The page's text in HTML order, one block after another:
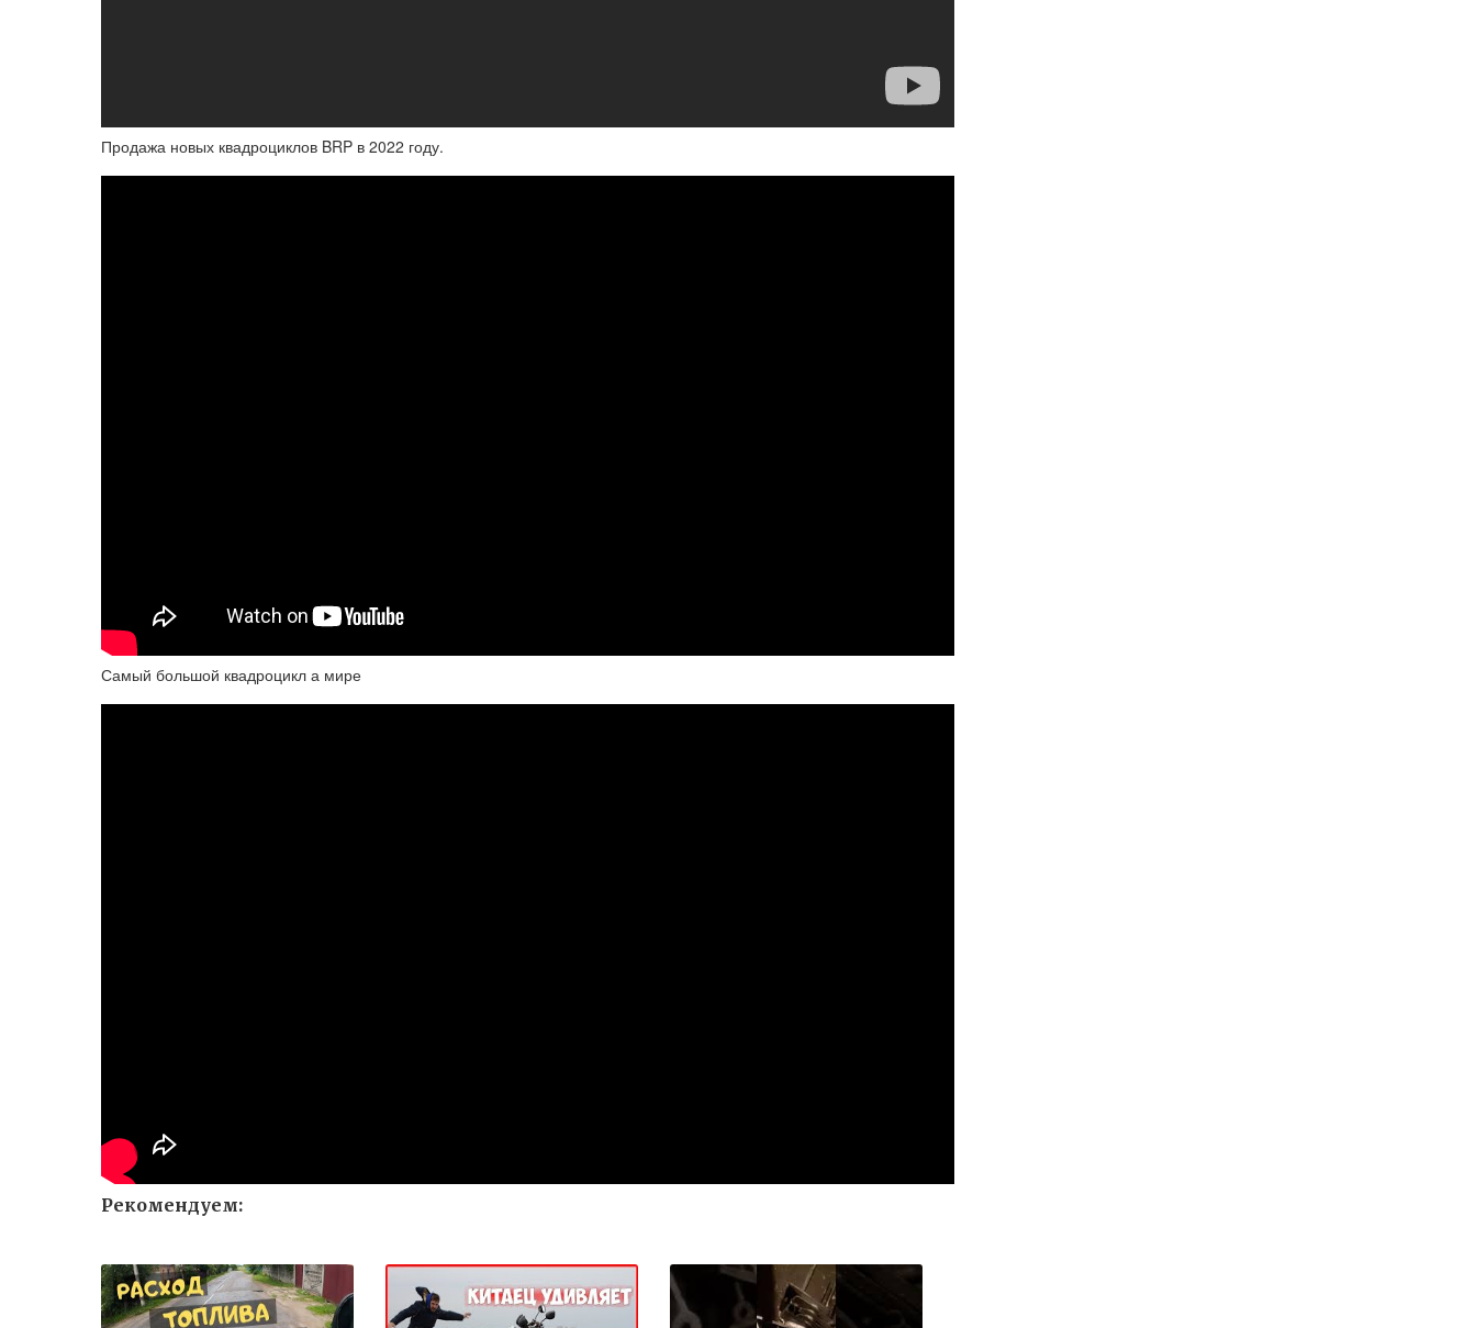
Продажа новых квадроциклов BRP в 2022 году.
Самый большой квадроцикл а мире
Рекомендуем: